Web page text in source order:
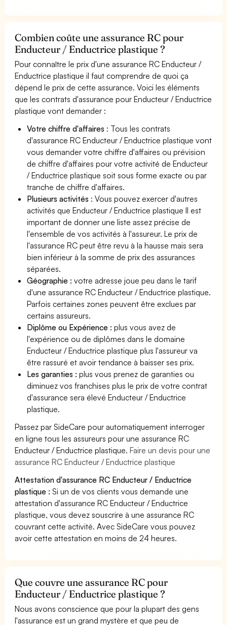
Combien coûte une assurance RC pour
Enducteur / Enductrice plastique ?
Pour connaître le prix d'une assurance RC Enducteur /
Enductrice plastique il faut comprendre de quoi ça
dépend le prix de cette assurance. Voici les éléments
que les contrats d'assurance pour Enducteur / Enductrice
plastique vont demander :
Votre chiffre d'affaires : Tous les contrats
d'assurance RC Enducteur / Enductrice plastique vont
vous demander votre chiffre d'affaires ou prévision
de chiffre d'affaires pour votre activité de Enducteur
/ Enductrice plastique soit sous forme exacte ou par
tranche de chiffre d'affaires.
Plusieurs activités : Vous pouvez exercer d'autres
activités que Enducteur / Enductrice plastique Il est
important de donner une liste assez précise de
l'ensemble de vos activités à l'assureur. Le prix de
l'assurance RC peut être revu à la hausse mais sera
bien inférieur à la somme de prix des assurances
séparées.
Géographie :votre adresse joue peu dans le tarif
d'une assurance RC Enducteur / Enductrice plastique.
Parfois certaines zones peuvent être exclues par
certains assureurs.
Diplôme ou Expérience :plus vous avez de
l'expérience ou de diplômes dans le domaine
Enducteur / Enductrice plastique plus l'assureur va
être rassuré et avoir tendance à baisser ses prix.
Les garanties :plus vous prenez de garanties ou
diminuez vos franchises plus le prix de votre contrat
d'assurance sera élevé Enducteur / Enductrice
plastique.
Passez par SideCare pour automatiquement interroger
en ligne tous les assureurs pour une assurance RC
Enducteur / Enductrice plastique.Faire un devis pour une
assurance RC Enducteur / Enductrice plastique
Attestation d'assurance RC Enducteur / Enductrice
plastique : Si un de vos clients vous demande une
attestation d'assurance RC Enducteur / Enductrice
plastique, vous devez souscrire à une assurance RC
couvrant cette activité. Avec SideCare vous pouvez
avoir cette attestation en moins de 24 heures.
Que couvre une assurance RC pour
Enducteur / Enductrice plastique ?
Nous avons conscience que pour la plupart des gens
l'assurance est un grand mystère et que peu de